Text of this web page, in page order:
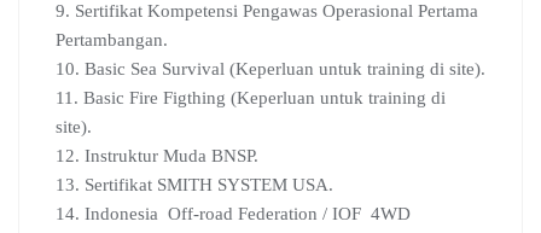
9. Sertifikat Kompetensi Pengawas Operasional Pertama
Pertambangan.
10. Basic Sea Survival (Keperluan untuk training di site).
11. Basic Fire Figthing (Keperluan untuk training di
site).
12. Instruktur Muda BNSP.
13. Sertifikat SMITH SYSTEM USA.
14. Indonesia Off-road Federation / IOF 4WD